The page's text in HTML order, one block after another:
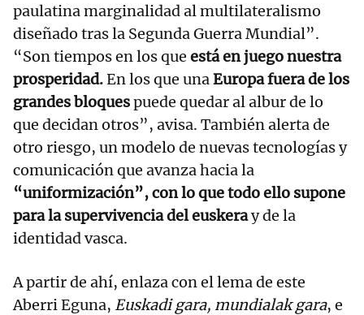
paulatina marginalidad al multilateralismo
diseñado tras la Segunda Guerra Mundial”.
“Son tiempos en los que está en juego nuestra
prosperidad.En los que unaEuropa fuera de los
grandes bloquespuede quedar al albur de lo
que decidan otros”, avisa. También alerta de
otro riesgo, un modelo de nuevas tecnologías y
comunicación que avanza hacia la
“uniformización”, con lo que todo ello supone
para la supervivencia del euskeray de la
identidad vasca.
A partir de ahí, enlaza con el lema de este
Aberri Eguna, Euskadi gara, mundialak gara, e